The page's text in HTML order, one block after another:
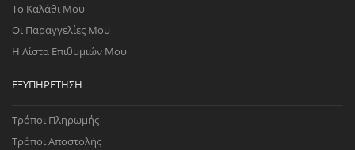
Το Καλάθι Μου
Οι Παραγγελίες Μου
Η Λίστα Επιθυμιών Μου
ΕΞΥΠΗΡΈΤΗΣΗ
Τρόποι Πληρωμής
Τρόποι Αποστολής